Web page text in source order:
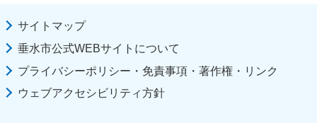
サイトマップ
垂水市公式WEBサイトについて
プライバシーポリシー・免責事項・著作権・リンク
ウェブアクセシビリティ方針